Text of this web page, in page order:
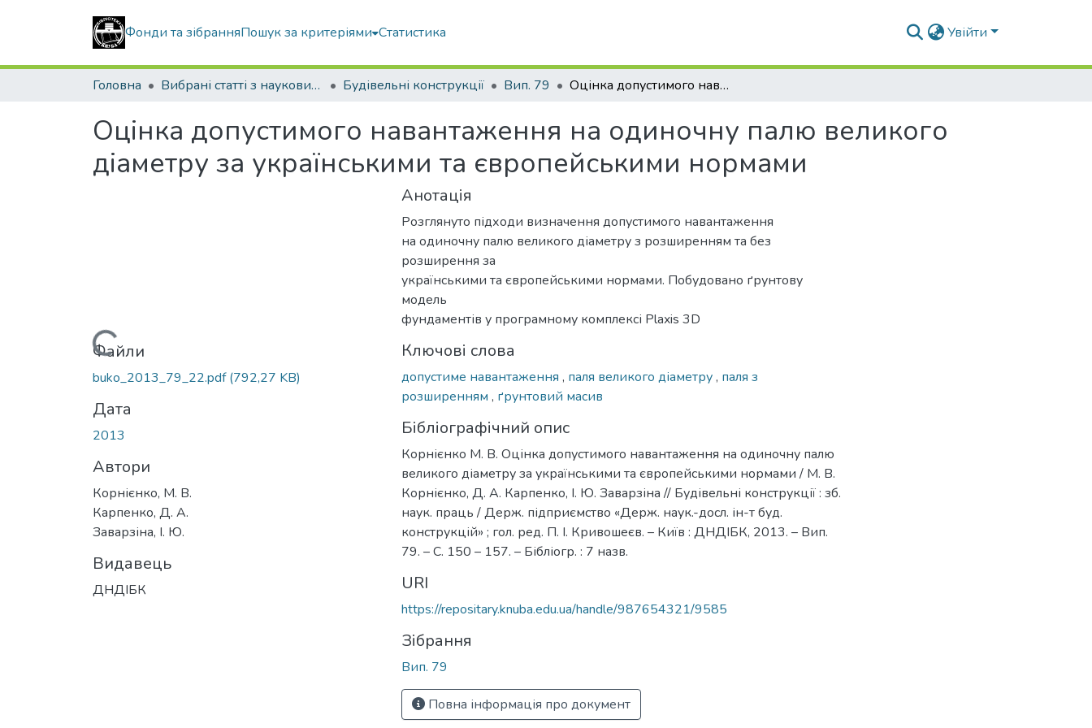
Фонди та зібранняПошук за критеріями Статистика Увійти
Головна Вибрані статті з наукових збірників КНУБА Будівельні конструкції Вип. 79 Оцінка допустимого навантаження на одиночну палю великого діаметру за українськими та європейськими нормами
Оцінка допустимого навантаження на одиночну палю великого
діаметру за українськими та європейськими нормами
Вантажиться...
Файли
buko_2013_79_22.pdf(792,27 KB)
Дата
2013
Автори
Корнієнко, М. В.
Карпенко, Д. А.
Заварзіна, І. Ю.
Видавець
ДНДІБК
Анотація
Розглянуто підходи визначення допустимого навантаження
на одиночну палю великого діаметру з розширенням та без
розширення за
українськими та європейськими нормами. Побудовано ґрунтову
модель
фундаментів у програмному комплексі Plaxis 3D
Ключові слова
допустиме навантаження , паля великого діаметру, паля з
розширенням , ґрунтовий масив
Бібліографічний опис
Корнієнко М. В. Оцінка допустимого навантаження на одиночну палю
великого діаметру за українськими та європейськими нормами / М. В.
Корнієнко, Д. А. Карпенко, І. Ю. Заварзіна // Будівельні конструкції : зб.
наук. праць / Держ. підприємство «Держ. наук.-досл. ін-т буд.
конструкцій» ; гол. ред. П. І. Кривошеєв. – Київ : ДНДІБК, 2013. – Вип.
79. – С. 150 – 157. – Бібліогр. : 7 назв.
URI
https://repositary.knuba.edu.ua/handle/987654321/9585
Зібрання
Вип. 79
Повна інформація про документ